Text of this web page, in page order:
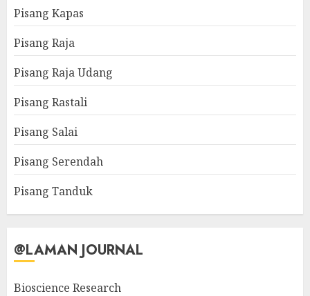
Pisang Kapas
Pisang Raja
Pisang Raja Udang
Pisang Rastali
Pisang Salai
Pisang Serendah
Pisang Tanduk
@LAMAN JOURNAL
Bioscience Research